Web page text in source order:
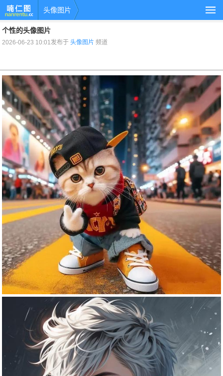
头像图片
个性的头像图片
2026-06-23 10:01发布于头像图片 频道